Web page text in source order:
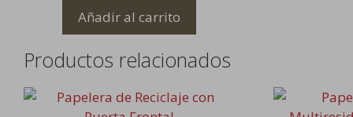
original
era:
es:
Añadir al carrito
Productos relacionados
Este
Este